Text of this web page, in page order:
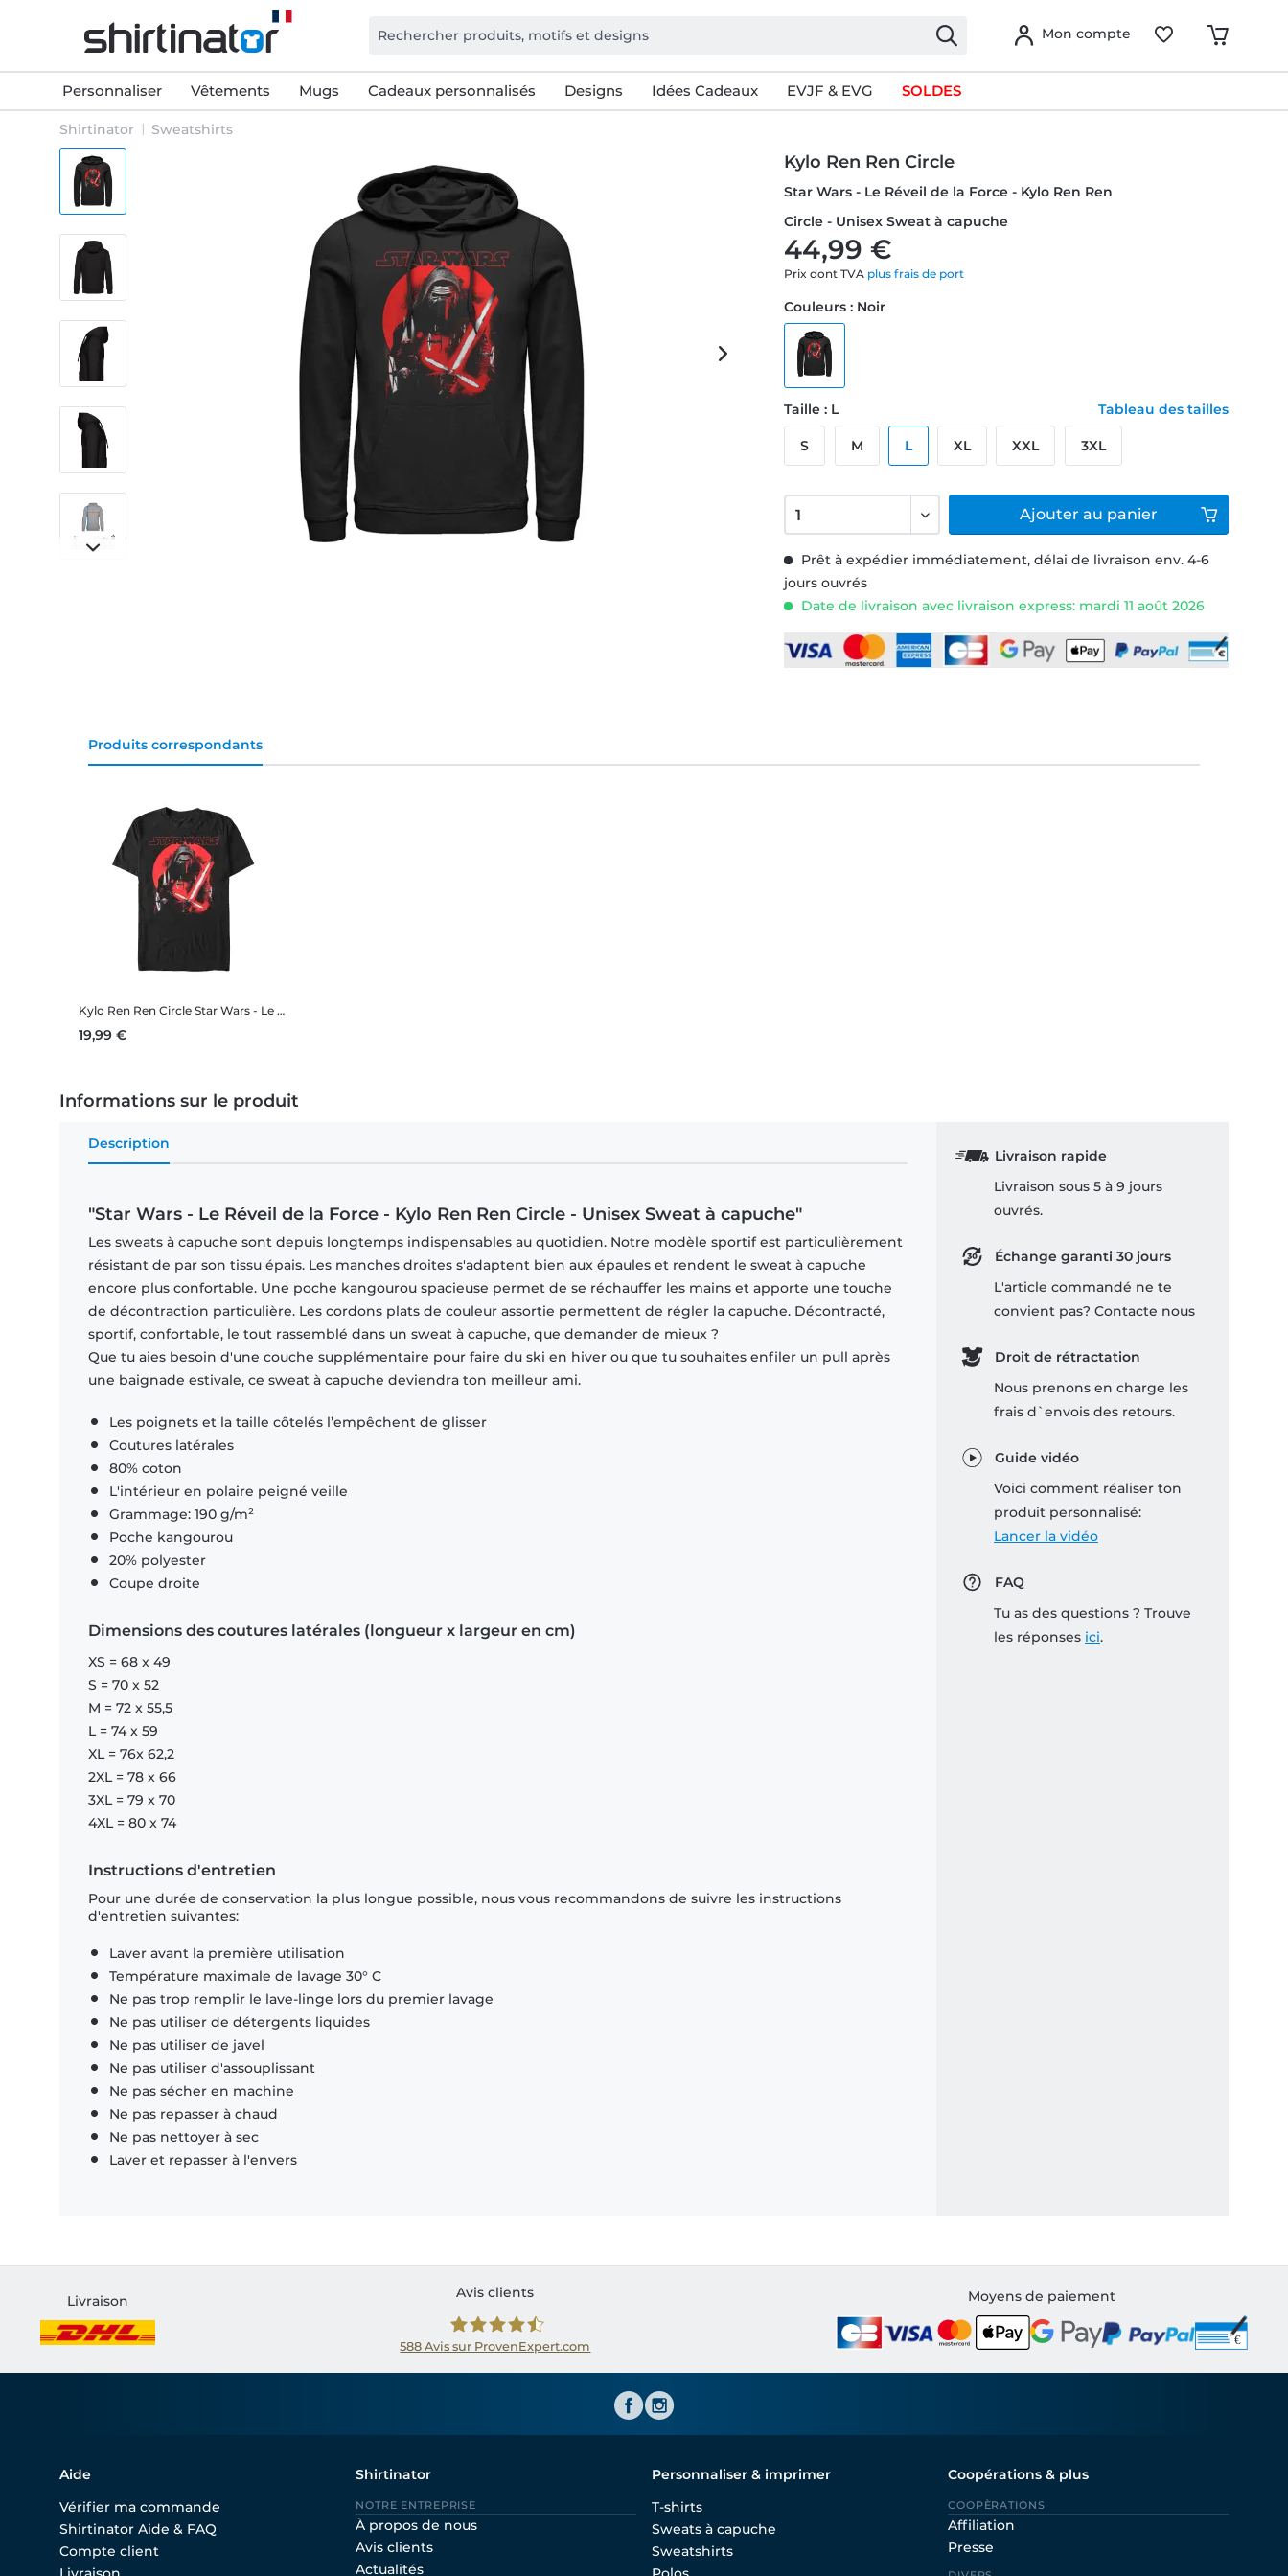
Mon compte
Personnaliser Vêtements Mugs Cadeaux personnalisés Designs Idées Cadeaux EVJF & EVG SOLDES
Shirtinator Sweatshirts
Kylo Ren Ren Circle
Star Wars - Le Réveil de la Force - Kylo Ren Ren
Circle - Unisex Sweat à capuche
44,99 €
Prix dont TVA plus frais de port
Prêt à expédier immédiatement, délai de livraison env. 4-6
jours ouvrés
Date de livraison avec livraison express: mardi 11 août 2026
Couleurs : Noir
Taille : L Tableau des tailles
S M L XL XXL 3XL
Ajouter au panier
Produits correspondants
Kylo Ren Ren Circle Star Wars - Le Réveil de la Force - Kylo Ren Ren Circle - Homme T-shirt
19,99 €
Informations sur le produit
Description
"Star Wars - Le Réveil de la Force - Kylo Ren Ren Circle - Unisex Sweat à capuche"
Les sweats à capuche sont depuis longtemps indispensables au quotidien. Notre modèle sportif est particulièrement
résistant de par son tissu épais. Les manches droites s'adaptent bien aux épaules et rendent le sweat à capuche
encore plus confortable. Une poche kangourou spacieuse permet de se réchauffer les mains et apporte une touche
de décontraction particulière. Les cordons plats de couleur assortie permettent de régler la capuche. Décontracté,
sportif, confortable, le tout rassemblé dans un sweat à capuche, que demander de mieux ?
Que tu aies besoin d'une couche supplémentaire pour faire du ski en hiver ou que tu souhaites enfiler un pull après
une baignade estivale, ce sweat à capuche deviendra ton meilleur ami.
Les poignets et la taille côtelés l’empêchent de glisser
Coutures latérales
80% coton
L'intérieur en polaire peigné veille
Grammage: 190 g/m²
Poche kangourou
20% polyester
Coupe droite
Dimensions des coutures latérales (longueur x largeur en cm)
XS = 68 x 49
S = 70 x 52
M = 72 x 55,5
L = 74 x 59
XL = 76x 62,2
2XL = 78 x 66
3XL = 79 x 70
4XL = 80 x 74
Instructions d'entretien
Pour une durée de conservation la plus longue possible, nous vous recommandons de suivre les instructions
d'entretien suivantes:
Laver avant la première utilisation
Température maximale de lavage 30° C
Ne pas trop remplir le lave-linge lors du premier lavage
Ne pas utiliser de détergents liquides
Ne pas utiliser de javel
Ne pas utiliser d'assouplissant
Ne pas sécher en machine
Ne pas repasser à chaud
Ne pas nettoyer à sec
Laver et repasser à l'envers
Livraison rapide
Livraison sous 5 à 9 jours
ouvrés.
Échange garanti 30 jours
L'article commandé ne te
convient pas? Contacte nous
Droit de rétractation
Nous prenons en charge les
frais d`envois des retours.
Guide vidéo
Voici comment réaliser ton
produit personnalisé:
Lancer la vidéo
FAQ
Tu as des questions ? Trouve
les réponses ici.
Livraison
Avis clients
588Avis sur ProvenExpert.com
Moyens de paiement
Aide
Vérifier ma commande
Shirtinator Aide & FAQ
Compte client
Shirtinator
NOTRE ENTREPRISE
À propos de nous
Avis clients
Actualités
Personnaliser & imprimer
T-shirts
Sweats à capuche
Sweatshirts
Coopérations & plus
COOPÈRATIONS
Affiliation
Presse